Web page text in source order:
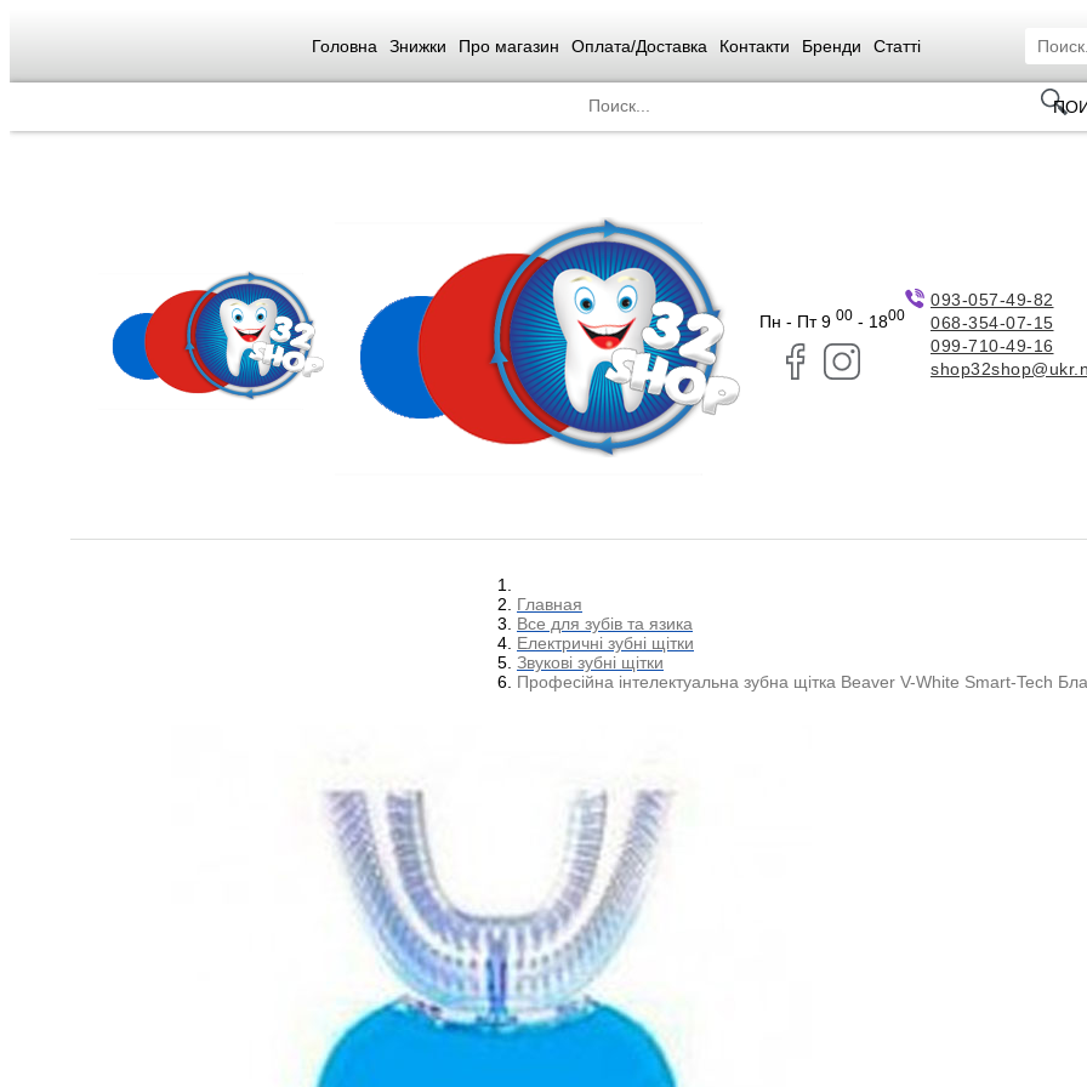
Головна Знижки Про магазин Оплата/Доставка Контакти Бренди Статті
Пн - Пт 9 00 - 1800
093-057-49-82
068-354-07-15
099-710-49-16
Главная
Все для зубів та язика
Електричні зубні щітки
Звукові зубні щітки
Професійна інтелектуальна зубна щітка Beaver V-White Smart-Tech